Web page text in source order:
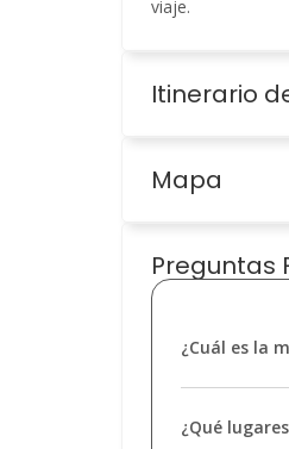
viaje.
Itinerario
Mapa
Preguntas
¿Cuál es la
¿Qué